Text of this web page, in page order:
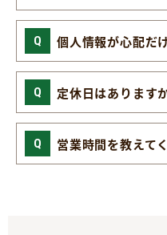
個人情報が心配だ
定休日はあります
営業時間を教えて